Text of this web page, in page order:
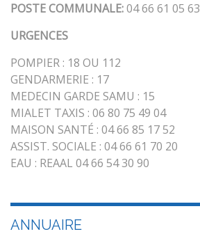
POSTE COMMUNALE:04 66 61 05 63
URGENCES
POMPIER : 18 OU 112
GENDARMERIE : 17
MEDECIN GARDE SAMU : 15
MIALET TAXIS : 06 80 75 49 04
MAISON SANTÉ : 04 66 85 17 52
ASSIST. SOCIALE : 04 66 61 70 20
EAU : REAAL 04 66 54 30 90
ANNUAIRE